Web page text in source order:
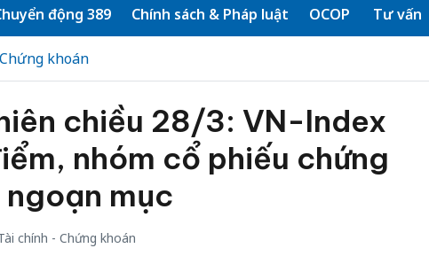
động 389 Chính sách & Pháp luật OCOP Tư vấn
khoán
chiều 28/3: VN-Index
nhóm cổ phiếu chứng
mục
chính - Chứng khoán